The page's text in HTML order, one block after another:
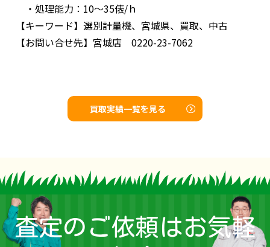
・処理能力：10～35俵/ｈ
【キーワード】 選別計量機、宮城県、買取、中古
【お問い合せ先】 宮城店 0220-23-7062
買取実績一覧を見る
査定のご依頼はお気軽